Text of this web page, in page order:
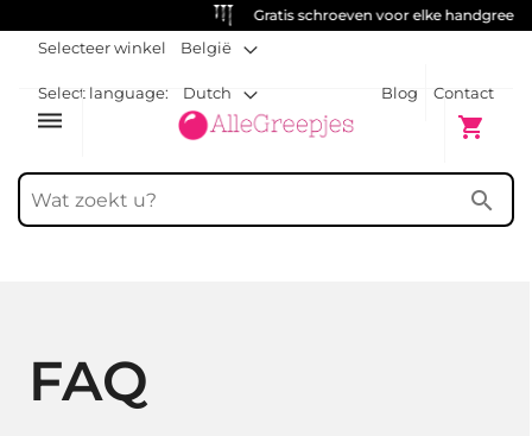
Gratis schroeven voor elke handgreep
Blog Contact
Selecteer winkel België
Select language: Dutch
dehaze shopping_cart
search
FAQ